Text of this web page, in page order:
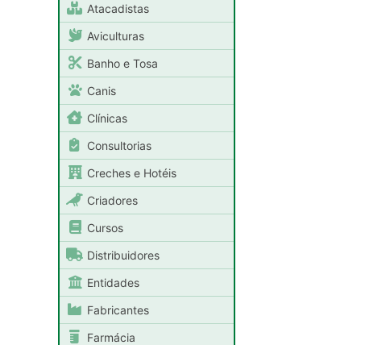
Atacadistas
Aviculturas
Banho e Tosa
Canis
Clínicas
Consultorias
Creches e Hotéis
Criadores
Cursos
Distribuidores
Entidades
Fabricantes
Farmácia